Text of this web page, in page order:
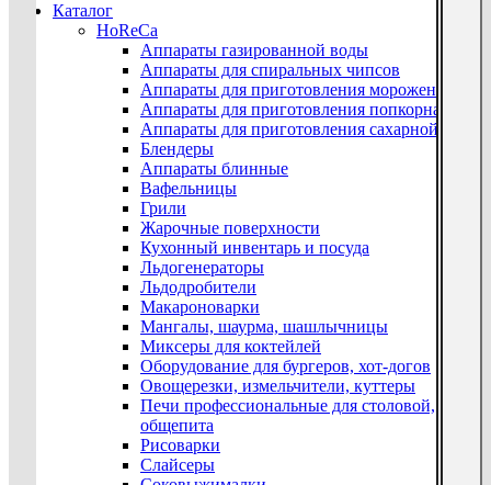
Каталог
HoReCa
Аппараты газированной воды
Аппараты для спиральных чипсов
Аппараты для приготовления мороженого
Аппараты для приготовления попкорна
Аппараты для приготовления сахарной ваты
Блендеры
Аппараты блинные
Вафельницы
Грили
Жарочные поверхности
Кухонный инвентарь и посуда
Льдогенераторы
Льдодробители
Макароноварки
Мангалы, шаурма, шашлычницы
Миксеры для коктейлей
Оборудование для бургеров, хот-догов
Овощерезки, измельчители, куттеры
Печи профессиональные для столовой,
общепита
Рисоварки
Слайсеры